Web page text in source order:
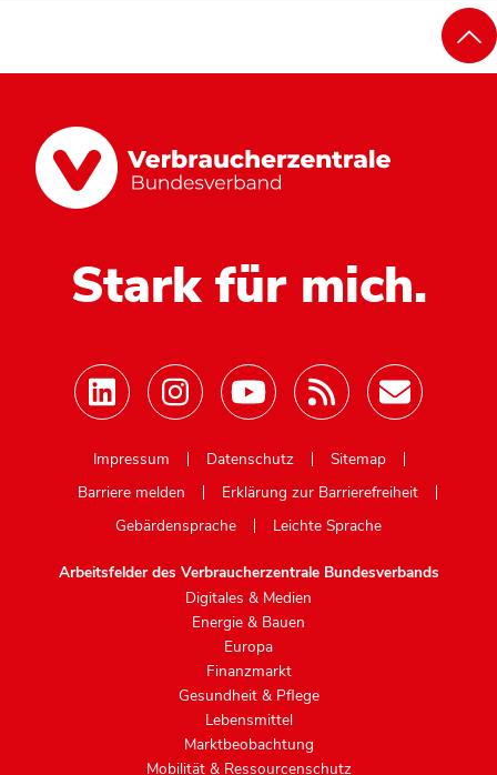
Stark für mich.
Impressum
Datenschutz
Sitemap
Barriere melden
Erklärung zur Barrierefreiheit
Gebärdensprache
Leichte Sprache
Arbeitsfelder des Verbraucherzentrale Bundesverbands
Digitales & Medien
Energie & Bauen
Europa
Finanzmarkt
Gesundheit & Pflege
Lebensmittel
Marktbeobachtung
Mobilität & Ressourcenschutz